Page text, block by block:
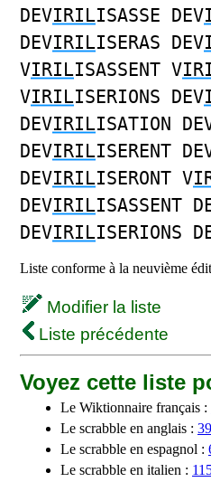
DEVIRILISASSE DEV
DEVIRILISERAS DEV
VIRILISASSENT V
VIRILISERIONS DEV
DEVIRILISATION
DEVIRILISERENT
DEVIRILISERONT V
DEVIRILISASSENT
DEVIRILISERIONS
Liste conforme à la neuvième
Modifier la liste
Liste précédente
Voyez cette liste
Le Wiktionnaire français :
Le scrabble en anglais :
Le scrabble en espagnol :
Le scrabble en italien :